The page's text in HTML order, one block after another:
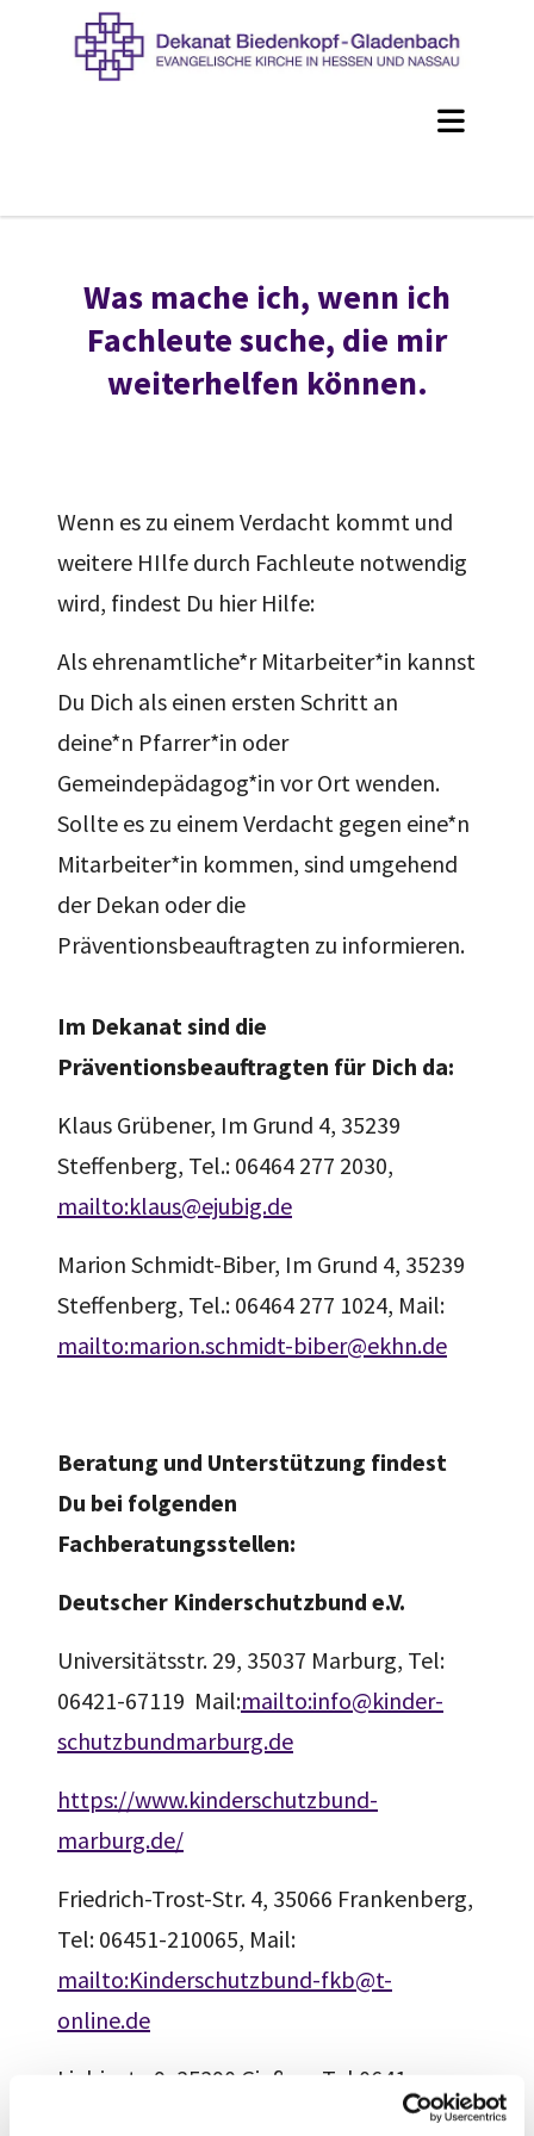
Was mache ich, wenn ich
Fachleute suche, die mir
weiterhelfen können.
Wenn es zu einem Verdacht kommt und
weitere HIlfe durch Fachleute notwendig
wird, findest Du hier Hilfe:
Als ehrenamtliche*r Mitarbeiter*in kannst
Du Dich als einen ersten Schritt an
deine*n Pfarrer*in oder
Gemeindepädagog*in vor Ort wenden.
Sollte es zu einem Verdacht gegen eine*n
Mitarbeiter*in kommen, sind umgehend
der Dekan oder die
Präventionsbeauftragten zu informieren.
Im Dekanat sind die
Präventionsbeauftragten für Dich da:
Klaus Grübener, Im Grund 4, 35239
Steffenberg, Tel.: 06464 277 2030,
mailto:klaus@ejubig.de
Marion Schmidt-Biber, Im Grund 4, 35239
Steffenberg, Tel.: 06464 277 1024, Mail:
mailto:marion.schmidt-biber@ekhn.de
Beratung und Unterstützung findest
Du bei folgenden
Fachberatungsstellen:
Deutscher Kinderschutzbund e.V.
Universitätsstr. 29, 35037 Marburg, Tel:
06421-67119 Mail:mailto:info@kinder-
schutzbundmarburg.de
https://www.kinderschutzbund-
marburg.de/
Friedrich-Trost-Str. 4, 35066 Frankenberg,
Tel: 06451-210065, Mail:
mailto:Kinderschutzbund-fkb@t-
online.de
Liebigstr. 9, 35390 Gießen, Tel:0641-